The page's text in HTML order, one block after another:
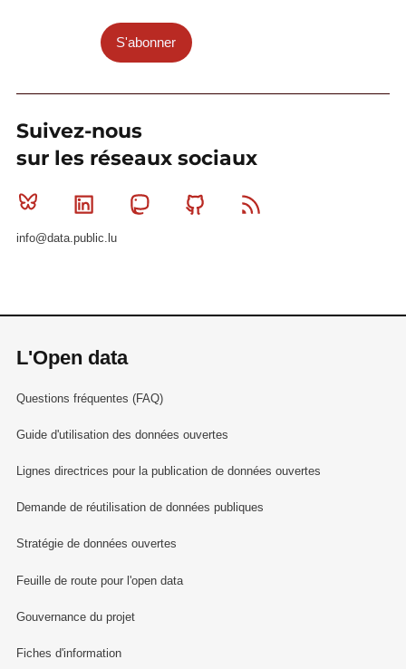
S'abonner
Suivez-nous
sur les réseaux sociaux
Bluesky Linkedin MastodonGithub
info@data.public.lu
L'Open data
Questions fréquentes (FAQ)
Guide d'utilisation des données ouvertes
Lignes directrices pour la publication de données ouvertes
Demande de réutilisation de données publiques
Stratégie de données ouvertes
Feuille de route pour l'open data
Gouvernance du projet
Fiches d'information